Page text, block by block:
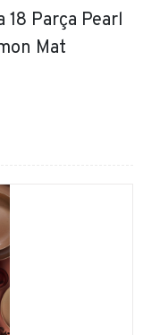
Parça Pearl
Mat